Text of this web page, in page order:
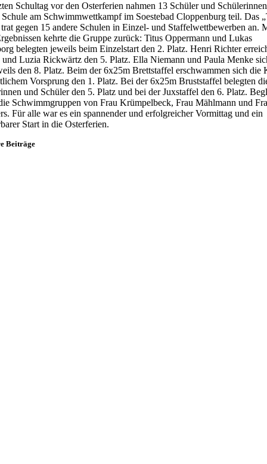
Schultag vor den Osterferien nahmen 13 Schüler und Schülerinnen
Schule am Schwimmwettkampf im Soestebad Cloppenburg teil. Das
gegen 15 andere Schulen in Einzel- und Staffelwettbewerben an.
kehrte die Gruppe zurück: Titus Oppermann und Lukas
belegten jeweils beim Einzelstart den 2. Platz. Henri Richter
und Luzia Rickwärtz den 5. Platz. Ella Niemann und Paula Menke
den 8. Platz. Beim der 6x25m Brettstaffel erschwammen sich die
Vorsprung den 1. Platz. Bei der 6x25m Bruststaffel belegten
und Schüler den 5. Platz und bei der Juxstaffel den 6. Platz.
Schwimmgruppen von Frau Krümpelbeck, Frau Mählmann und
Für alle war es ein spannender und erfolgreicher Vormittag und ein
Start in die Osterferien.
Beiträge